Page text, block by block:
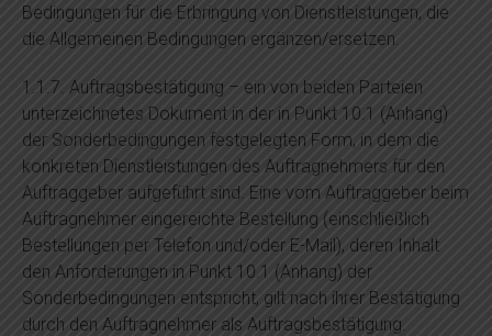
Bedingungen für die Erbringung von Dienstleistungen, die
die Allgemeinen Bedingungen ergänzen/ersetzen.
1.1.7. Auftragsbestätigung – ein von beiden Parteien
unterzeichnetes Dokument in der in Punkt 10.1 (Anhang)
der Sonderbedingungen festgelegten Form, in dem die
konkreten Dienstleistungen des Auftragnehmers für den
Auftraggeber aufgeführt sind. Eine vom Auftraggeber beim
Auftragnehmer eingereichte Bestellung (einschließlich
Bestellungen per Telefon und/oder E-Mail), deren Inhalt
den Anforderungen in Punkt 10.1 (Anhang) der
Sonderbedingungen entspricht, gilt nach ihrer Bestätigung
durch den Auftragnehmer als Auftragsbestätigung.